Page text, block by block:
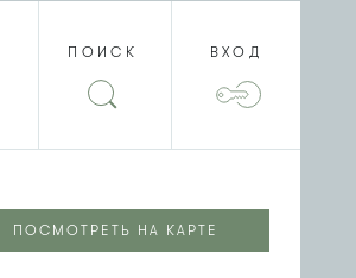
ПОИСК ВХОД
ПОСМОТРЕТЬ НА КАРТЕ